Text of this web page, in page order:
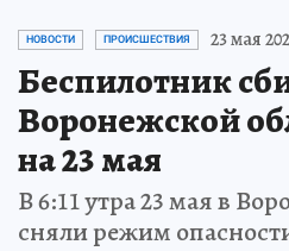
НОВОСТИ ПРОИСШЕСТВИЯ 23 мая
Беспилотник
Воронежской
на 23 мая
В 6:11 утра 23 мая в
сняли режим